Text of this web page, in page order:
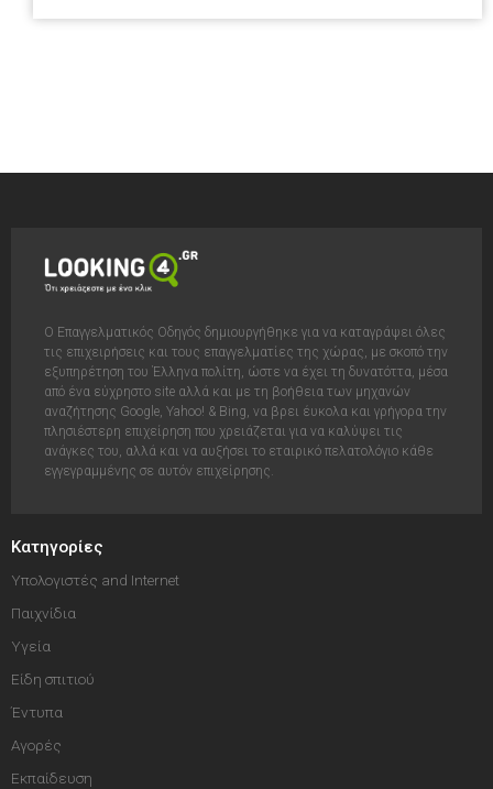
Ο Επαγγελματικός Οδηγός δημιουργήθηκε για να καταγράψει όλες
τις επιχειρήσεις και τους επαγγελματίες της χώρας, με σκοπό την
εξυπηρέτηση του Έλληνα πολίτη, ώστε να έχει τη δυνατόττα, μέσα
από ένα εύχρηστο site αλλά και με τη βοήθεια των μηχανών
αναζήτησης Google, Yahoo! & Bing, να βρει έυκολα και γρήγορα την
πλησιέστερη επιχείρηση που χρειάζεται για να καλύψει τις
ανάγκες του, αλλά και να αυξήσει το εταιρικό πελατολόγιο κάθε
εγγεγραμμένης σε αυτόν επιχείρησης.
Κατηγορίες
Υπολογιστές and Internet
Παιχνίδια
Υγεία
Είδη σπιτιού
Έντυπα
Αγορές
Εκπαίδευση